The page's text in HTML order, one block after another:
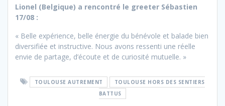
Lionel (Belgique) a rencontré le greeter Sébastien
17/08 :
« Belle expérience, belle énergie du bénévole et balade bien
diversifiée et instructive. Nous avons ressenti une réelle
envie de partage, d’écoute et de curiosité mutuelle. »
TOULOUSE AUTREMENT
TOULOUSE HORS DES SENTIERS
BATTUS